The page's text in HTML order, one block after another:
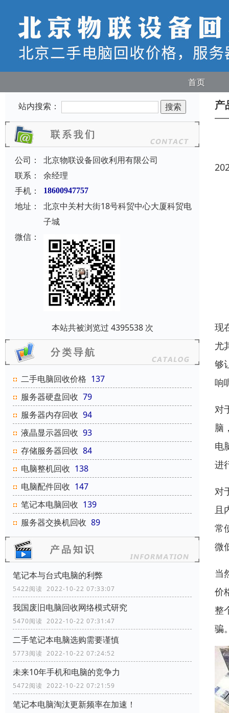
首页
站内搜索：
公司：
北京物联设备回收利用有限公司
联系：
余经理
手机：
18600947757
地址：
北京中关村大街18号科贸中心大厦科贸电
子城
微信：
本站共被浏览过 4395538 次
二手电脑回收价格 137
服务器硬盘回收 79
服务器内存回收 94
液晶显示器回收 93
存储服务器回收 84
电脑整机回收 138
电脑配件回收 147
笔记本电脑回收 139
服务器交换机回收 89
笔记本与台式电脑的利弊
5422阅读 2022-10-22 07:33:07
我国废旧电脑回收网络模式研究
5470阅读 2022-10-22 07:31:47
二手笔记本电脑选购需要谨慎
5773阅读 2022-10-22 07:24:52
未来10年手机和电脑的竞争力
5472阅读 2022-10-22 07:21:59
笔记本电脑淘汰更新频率在加速！
产
现
尤
够
响
对
脑
电
进
对
且
常
微
当
价
整
骗